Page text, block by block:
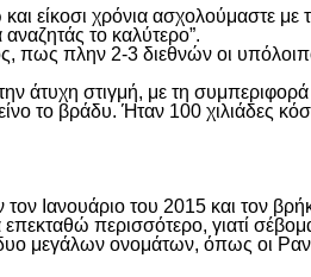
είκοσι χρόνια ασχολούμαστε με
το καλύτερο”.
πως πλην 2-3 διεθνών οι
άτυχη στιγμή, με τη
το βράδυ. Ήταν 100 χιλιάδες
Ιανουάριο του 2015 και τον
περισσότερο, γιατί
μεγάλων ονομάτων, όπως οι